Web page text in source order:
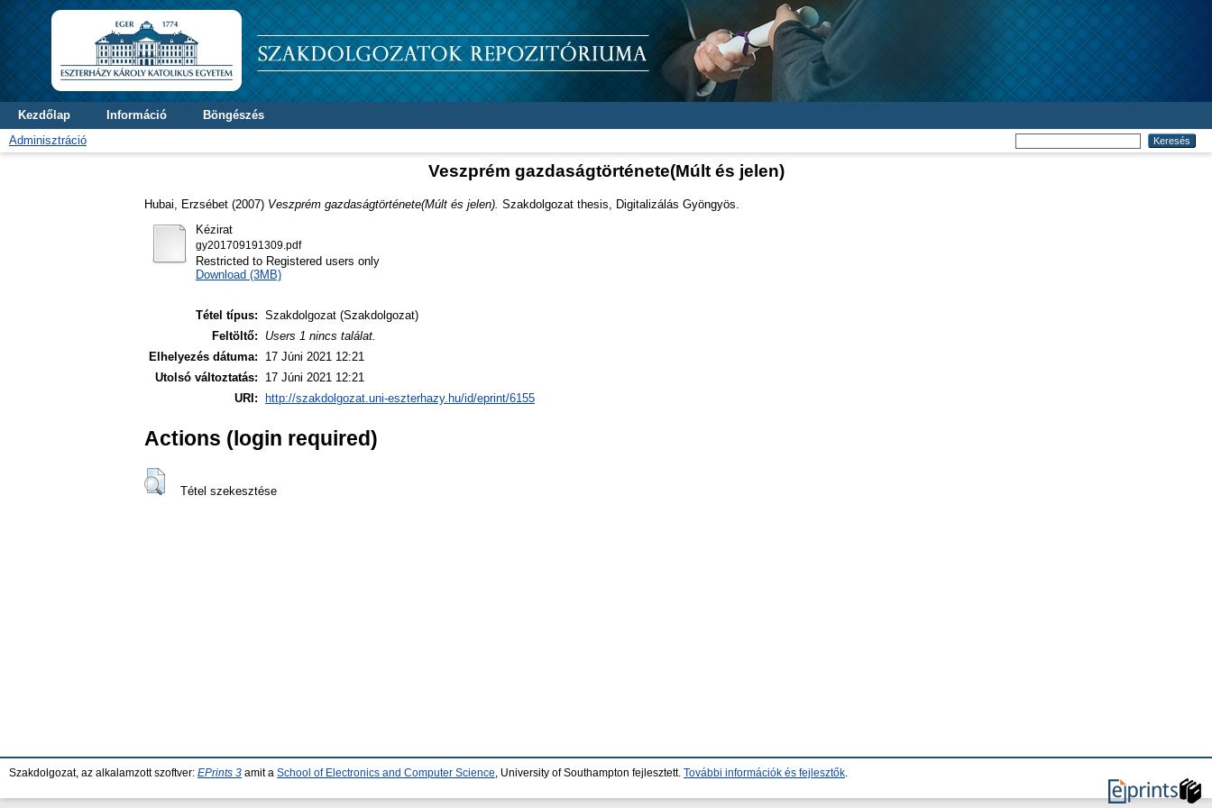
Kezdőlap Információ
Böngészés
Adminisztráció
Veszprém gazdaságtörténete(Múlt és jelen)
Hubai, Erzsébet (2007) Veszprém gazdaságtörténete(Múlt és jelen). Szakdolgozat thesis, Digitalizálás Gyöngyös.
Kézirat
gy201709191309.pdf
Restricted to Registered users only
Download (3MB)
Tétel típus: Szakdolgozat (Szakdolgozat)
Feltöltő:
Users 1 nincs találat.
Elhelyezés dátuma:
17 Júni 2021 12:21
Utolsó változtatás:
17 Júni 2021 12:21
URI:
http://szakdolgozat.uni-eszterhazy.hu/id/eprint/6155
Actions (login required)
Tétel szekesztése
Szakdolgozat, az alkalamzott szoftver: EPrints 3 amit a School of Electronics and Computer Science , University of Southampton fejlesztett. További információk és fejlesztők